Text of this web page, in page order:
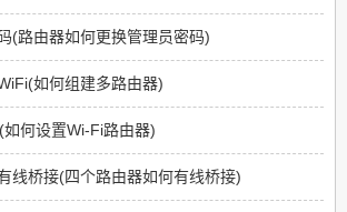
(路由器如何更换管理员密码)
如何组建多路由器)
何设置Wi-Fi路由器)
线桥接(四个路由器如何有线桥接)